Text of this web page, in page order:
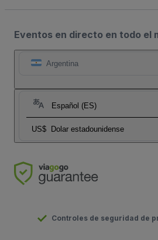
Eventos en directo en todo el
Argentina
Español (ES)
US$ Dolar estadounidense
Controles de seguridad de